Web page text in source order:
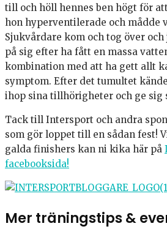
till och höll hennes ben högt för
hon hyperventilerade och mådde
Sjukvårdare kom och tog över
på sig efter ha fått en massa
kombination med att ha gett allt
symptom. Efter det tumultet
ihop sina tillhörigheter och ge sig
Tack till Intersport och andra
som gör loppet till en sådan fest!
galda finishers kan ni kika här på
facebooksida!
Mer träningstips &